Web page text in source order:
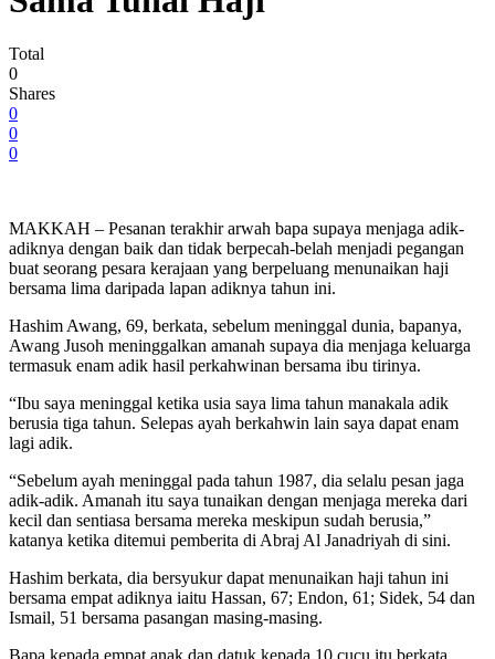
Total
0
Shares
0
0
0
MAKKAH – Pesanan terakhir arwah bapa supaya menjaga adik-
adiknya dengan baik dan tidak berpecah-belah menjadi pegangan
buat seorang pesara kerajaan yang berpeluang menunaikan haji
bersama lima daripada lapan adiknya tahun ini.
Hashim Awang, 69, berkata, sebelum meninggal dunia, bapanya,
Awang Jusoh meninggalkan amanah supaya dia menjaga keluarga
termasuk enam adik hasil perkahwinan bersama ibu tirinya.
“Ibu saya meninggal ketika usia saya lima tahun manakala adik
berusia tiga tahun. Selepas ayah berkahwin lain saya dapat enam
lagi adik.
“Sebelum ayah meninggal pada tahun 1987, dia selalu pesan jaga
adik-adik. Amanah itu saya tunaikan dengan menjaga mereka dari
kecil dan sentiasa bersama mereka meskipun sudah berusia,”
katanya ketika ditemui pemberita di Abraj Al Janadriyah di sini.
Hashim berkata, dia bersyukur dapat menunaikan haji tahun ini
bersama empat adiknya iaitu Hassan, 67; Endon, 61; Sidek, 54 dan
Ismail, 51 bersama pasangan masing-masing.
Bapa kepada empat anak dan datuk kepada 10 cucu itu berkata,